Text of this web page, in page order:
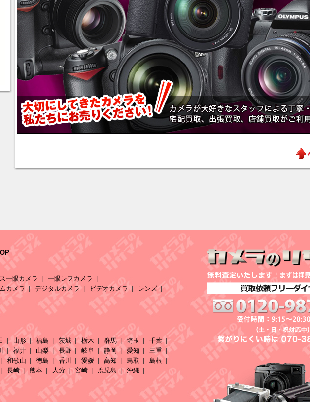
一眼カメラ
一眼レフカメラ
カメラ デジタルカメラ ビデオカメラ
レンズ
山形 福島 茨城 栃木 群馬 埼玉
千葉
福井 山梨 長野 岐阜 静岡 愛知
三重
和歌山 徳島 香川 愛媛 高知 鳥取
島根
長崎 熊本 大分 宮崎 鹿児島 沖縄